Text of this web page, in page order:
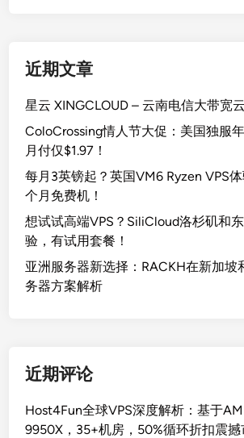
近期文章
星云 XINGCLOUD – 云南电信大带宽
ColoCrossing情人节大促：美国独服
月付仅$1.97！
每月3英镑起？英国VM6 Ryzen VPS
个月免费机！
想试试高端VPS？SiliCloud洛杉矶和
验，有试用套餐！
亚洲服务器新选择：RACKH在新加坡
务器方案解析
近期评论
Host4Fun全球VPS深度解析：基于
9950X，35+机房，50%循环折扣震